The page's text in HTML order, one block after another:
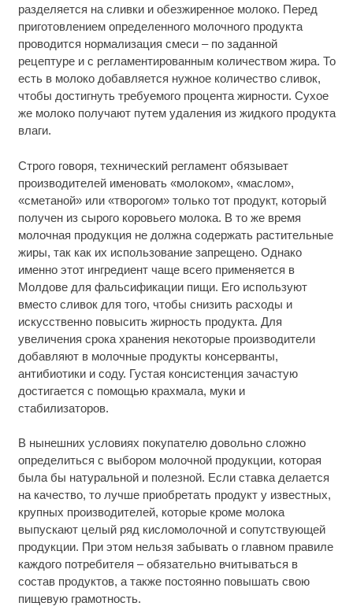
разделяется на сливки и обезжиренное молоко. Перед
приготовлением определенного молочного продукта
проводится нормализация смеси – по заданной
рецептуре и с регламентированным количеством жира. То
есть в молоко добавляется нужное количество сливок,
чтобы достигнуть требуемого процента жирности. Сухое
же молоко получают путем удаления из жидкого продукта
влаги.
Строго говоря, технический регламент обязывает
производителей именовать «молоком», «маслом»,
«сметаной» или «творогом» только тот продукт, который
получен из сырого коровьего молока. В то же время
молочная продукция не должна содержать растительные
жиры, так как их использование запрещено. Однако
именно этот ингредиент чаще всего применяется в
Молдове для фальсификации пищи. Его используют
вместо сливок для того, чтобы снизить расходы и
искусственно повысить жирность продукта. Для
увеличения срока хранения некоторые производители
добавляют в молочные продукты консерванты,
антибиотики и соду. Густая консистенция зачастую
достигается с помощью крахмала, муки и
стабилизаторов.
В нынешних условиях покупателю довольно сложно
определиться с выбором молочной продукции, которая
была бы натуральной и полезной. Если ставка делается
на качество, то лучше приобретать продукт у известных,
крупных производителей, которые кроме молока
выпускают целый ряд кисломолочной и сопутствующей
продукции. При этом нельзя забывать о главном правиле
каждого потребителя – обязательно вчитываться в
состав продуктов, а также постоянно повышать свою
пищевую грамотность.